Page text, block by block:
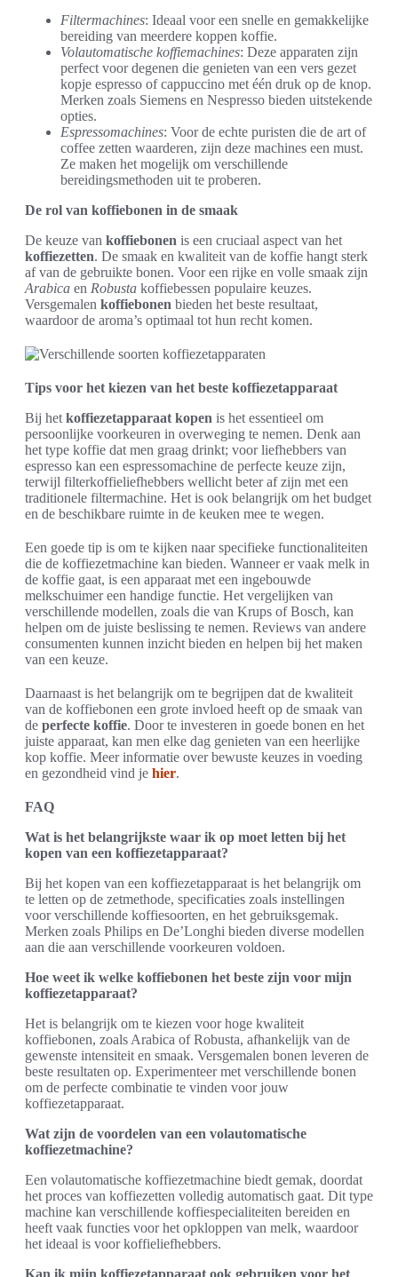
Filtermachines: Ideaal voor een snelle en gemakkelijke
bereiding van meerdere koppen koffie.
Volautomatische koffiemachines: Deze apparaten zijn
perfect voor degenen die genieten van een vers gezet
kopje espresso of cappuccino met één druk op de knop.
Merken zoals Siemens en Nespresso bieden uitstekende
opties.
Espressomachines: Voor de echte puristen die de art of
coffee zetten waarderen, zijn deze machines een must.
Ze maken het mogelijk om verschillende
bereidingsmethoden uit te proberen.
De rol van koffiebonen in de smaak
De keuze van koffiebonen is een cruciaal aspect van het
koffiezetten. De smaak en kwaliteit van de koffie hangt sterk
af van de gebruikte bonen. Voor een rijke en volle smaak zijn
Arabica en Robusta koffiebessen populaire keuzes.
Versgemalen koffiebonen bieden het beste resultaat,
waardoor de aroma’s optimaal tot hun recht komen.
Tips voor het kiezen van het beste koffiezetapparaat
Bij het koffiezetapparaat kopen is het essentieel om
persoonlijke voorkeuren in overweging te nemen. Denk aan
het type koffie dat men graag drinkt; voor liefhebbers van
espresso kan een espressomachine de perfecte keuze zijn,
terwijl filterkoffieliefhebbers wellicht beter af zijn met een
traditionele filtermachine. Het is ook belangrijk om het budget
en de beschikbare ruimte in de keuken mee te wegen.
Een goede tip is om te kijken naar specifieke functionaliteiten
die de koffiezetmachine kan bieden. Wanneer er vaak melk in
de koffie gaat, is een apparaat met een ingebouwde
melkschuimer een handige functie. Het vergelijken van
verschillende modellen, zoals die van Krups of Bosch, kan
helpen om de juiste beslissing te nemen. Reviews van andere
consumenten kunnen inzicht bieden en helpen bij het maken
van een keuze.
Daarnaast is het belangrijk om te begrijpen dat de kwaliteit
van de koffiebonen een grote invloed heeft op de smaak van
de perfecte koffie. Door te investeren in goede bonen en het
juiste apparaat, kan men elke dag genieten van een heerlijke
kop koffie. Meer informatie over bewuste keuzes in voeding
en gezondheid vind je hier.
FAQ
Wat is het belangrijkste waar ik op moet letten bij het
kopen van een koffiezetapparaat?
Bij het kopen van een koffiezetapparaat is het belangrijk om
te letten op de zetmethode, specificaties zoals instellingen
voor verschillende koffiesoorten, en het gebruiksgemak.
Merken zoals Philips en De’Longhi bieden diverse modellen
aan die aan verschillende voorkeuren voldoen.
Hoe weet ik welke koffiebonen het beste zijn voor mijn
koffiezetapparaat?
Het is belangrijk om te kiezen voor hoge kwaliteit
koffiebonen, zoals Arabica of Robusta, afhankelijk van de
gewenste intensiteit en smaak. Versgemalen bonen leveren de
beste resultaten op. Experimenteer met verschillende bonen
om de perfecte combinatie te vinden voor jouw
koffiezetapparaat.
Wat zijn de voordelen van een volautomatische
koffiezetmachine?
Een volautomatische koffiezetmachine biedt gemak, doordat
het proces van koffiezetten volledig automatisch gaat. Dit type
machine kan verschillende koffiespecialiteiten bereiden en
heeft vaak functies voor het opkloppen van melk, waardoor
het ideaal is voor koffieliefhebbers.
Kan ik mijn koffiezetapparaat ook gebruiken voor het